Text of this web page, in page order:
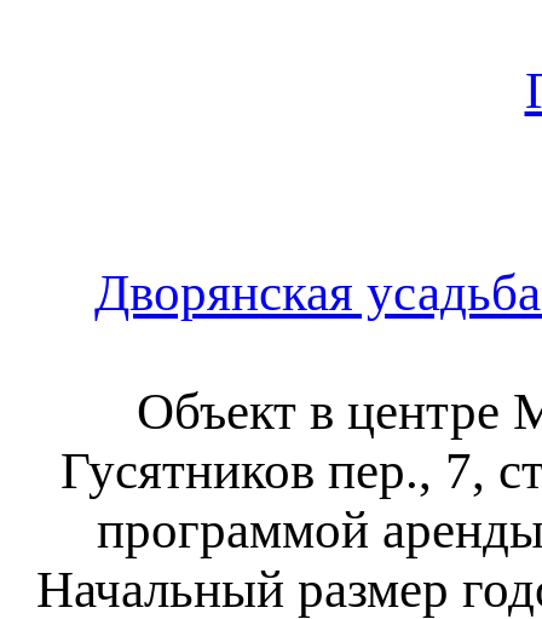
Дворянская
Объект в центре
Гусятников пер., 7,
программой
Начальный размер